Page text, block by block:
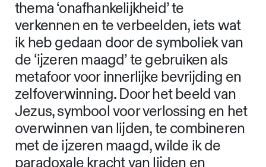
thema ‘onafhankelijkheid’ te
verkennen en te verbeelden, iets wat
ik heb gedaan door de symboliek van
de ‘ijzeren maagd’ te gebruiken als
metafoor voor innerlijke bevrijding en
zelfoverwinning. Door het beeld van
Jezus, symbool voor verlossing en het
overwinnen van lijden, te combineren
met de ijzeren maagd, wilde ik de
paradoxale kracht van lijden en